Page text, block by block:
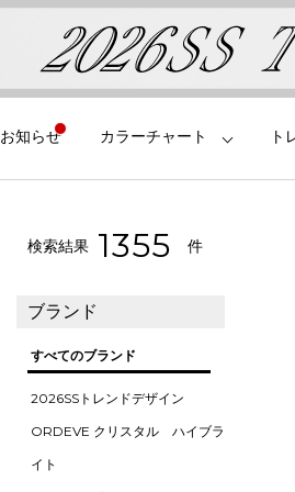
お知らせ カラーチャート ト
検索結果 1370 件
ブランド
すべてのブランド
2026SSトレンドデザイン
ORDEVE クリスタル ハイブラ
イト